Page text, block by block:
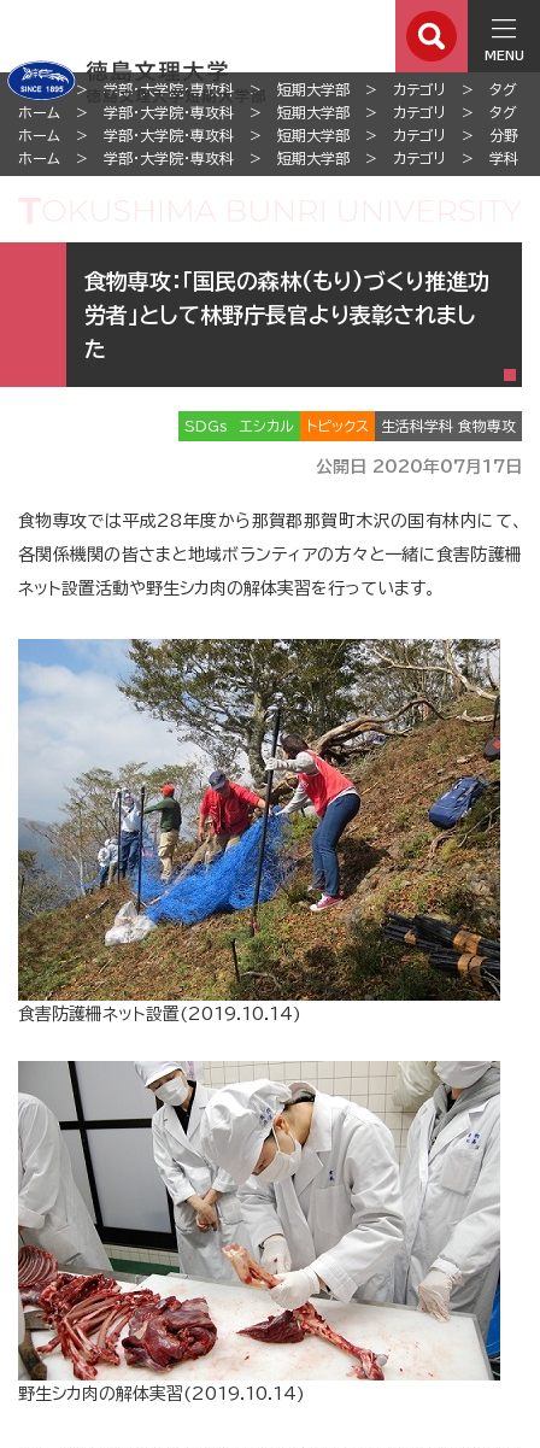
MENU
ホーム 学部・大学院・専攻科 短期大学部 カテゴリ
タグ
ホーム
学部・大学院・専攻科 短期大学部 カテゴリ
タグ
ホーム
学部・大学院・専攻科 短期大学部 カテゴリ
分野
ホーム
学部・大学院・専攻科 短期大学部 カテゴリ 学科
食物専攻：「国民の森林(もり)づくり推進功
労者」として林野庁長官より表彰されまし
た
SDGs エシカル トピックス 生活科学科 食物専攻
公開日 2020年07月17日
食物専攻では平成28年度から那賀郡那賀町木沢の国有林内にて、
各関係機関の皆さまと地域ボランティアの方々と一緒に食害防護柵
ネット設置活動や野生シカ肉の解体実習を行っています。
食害防護柵ネット設置(2019.10.14)
野生シカ肉の解体実習(2019.10.14)